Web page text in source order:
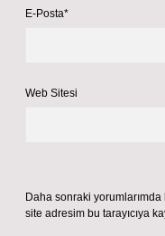
E-Posta*
Web Sitesi
Daha sonraki yorumlarımda
site adresim bu tarayıcıya